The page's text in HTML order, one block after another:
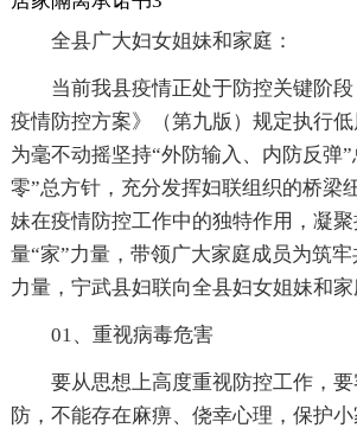
全县广大妇女姐妹和家庭：
当前我县疫情正处于防控关键阶
疫情防控方案》（第九版）规定执行低
为毫不动摇坚持“外防输入、内防反弹
零”总方针，充分发挥妇联组织的桥梁
妹在疫情防控工作中的独特作用，凝聚
量“家”力量，带领广大家庭成员为筑
力量，宁武县妇联向全县妇女姐妹和家
01、重视病毒危害
要从思想上高度重视防控工作，
防，不能存在麻痹、侥幸心理，保护